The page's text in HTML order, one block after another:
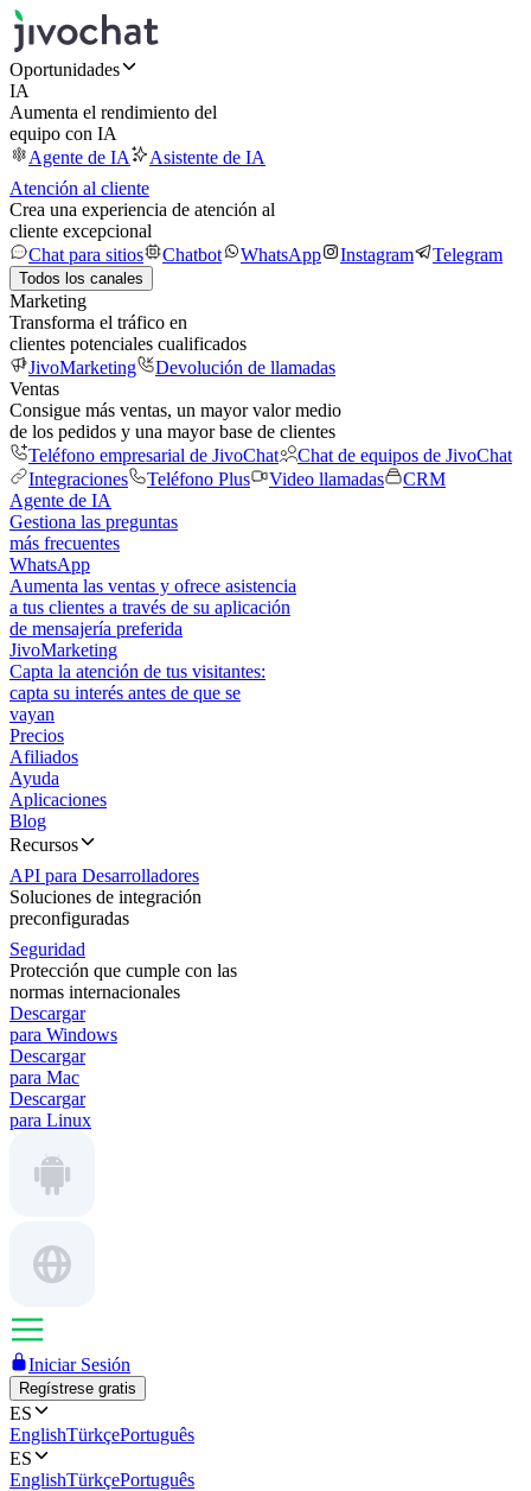
Oportunidades
IA
Aumenta el rendimiento del
equipo con IA
Agente de IA
Asistente de IA
Atención al cliente
Crea una experiencia de atención al
cliente excepcional
Chat para sitios
Chatbot WhatsApp Instagram Telegram
Todos los canales
Marketing
Transforma el tráfico en
clientes potenciales cualificados
JivoMarketing
Devolución de llamadas
Ventas
Consigue más ventas, un mayor valor medio
de los pedidos y una mayor base de clientes
Teléfono empresarial de JivoChat
Chat de equipos de JivoChat
Integraciones
Teléfono Plus Video llamadas
CRM
Agente de IA
Gestiona las preguntas
más frecuentes
WhatsApp
Aumenta las ventas y ofrece asistencia
a tus clientes a través de su aplicación
de mensajería preferida
JivoMarketing
Capta la atención de tus visitantes:
capta su interés antes de que se
vayan
Precios
Afiliados
Ayuda
Aplicaciones
Blog
Recursos
API para Desarrolladores
Soluciones de integración
preconfiguradas
Seguridad
Protección que cumple con las
normas internacionales
Descargar
para Windows
Descargar
para Mac
Descargar
para Linux
Iniciar Sesión
Regístrese gratis
ES
EnglishTürkçePortuguês
ES
EnglishTürkçePortuguês